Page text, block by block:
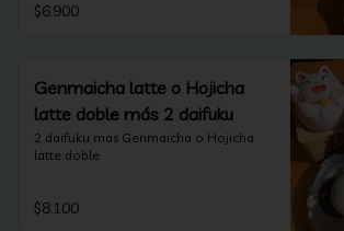
$6.900
Genmaicha latte o Hojicha
latte doble más 2 daifuku
2 daifuku mas Genmaicha o Hojicha
latte doble
$8.100